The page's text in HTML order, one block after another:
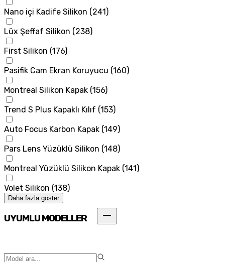
Nano içi Kadife Silikon (241)
Lüx Şeffaf Silikon (238)
First Silikon (176)
Pasifik Cam Ekran Koruyucu (160)
Montreal Silikon Kapak (156)
Trend S Plus Kapaklı Kılıf (153)
Auto Focus Karbon Kapak (149)
Pars Lens Yüzüklü Silikon (148)
Montreal Yüzüklü Silikon Kapak (141)
Volet Silikon (138)
Daha fazla göster
UYUMLU MODELLER